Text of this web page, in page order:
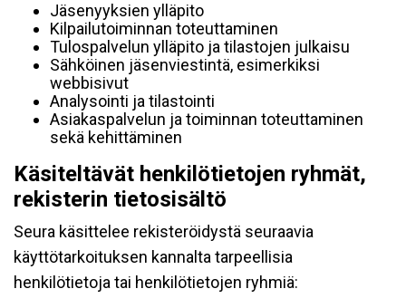
Jäsenyyksien ylläpito
Kilpailutoiminnan toteuttaminen
Tulospalvelun ylläpito ja tilastojen julkaisu
Sähköinen jäsenviestintä, esimerkiksi
webbisivut
Analysointi ja tilastointi
Asiakaspalvelun ja toiminnan toteuttaminen
sekä kehittäminen
Käsiteltävät henkilötietojen ryhmät,
rekisterin tietosisältö
Seura käsittelee rekisteröidystä seuraavia
käyttötarkoituksen kannalta tarpeellisia
henkilötietoja tai henkilötietojen ryhmiä: